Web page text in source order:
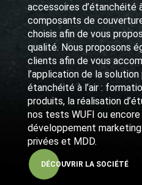
accessoires d’étanchéité
composants de
choisis afin de vous
qualité. Nous proposons
clients afin de vous
l’application de la
étanchéité à l’air :
produits, la réalisation
nos tests WUFI ou encore
développement
privées et MDD.
DÉCOUVRIR LA SOCIÉTÉ